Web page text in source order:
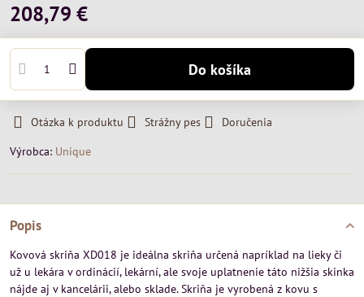
208,79 €
Do košíka
Otázka k produktu Strážny pes
Doručenia
Výrobca: Unique
Popis
Kovová skriňa XD018 je ideálna skriňa určená napríklad na lieky či
už u lekára v ordinácií, lekární, ale svoje uplatnenie táto nižšia skinka
nájde aj v kancelárii, alebo sklade. Skriňa je vyrobená z kovu s